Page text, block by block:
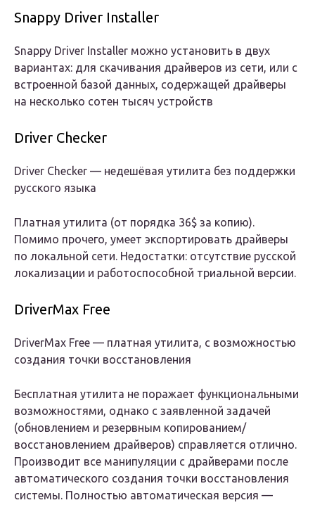
Snappy Driver Installer
Snappy Driver Installer можно установить в двух
вариантах: для скачивания драйверов из сети, или с
встроенной базой данных, содержащей драйверы
на несколько сотен тысяч устройств
Driver Checker
Driver Checker — недешёвая утилита без поддержки
русского языка
Платная утилита (от порядка 36$ за копию).
Помимо прочего, умеет экспортировать драйверы
по локальной сети. Недостатки: отсутствие русской
локализации и работоспособной триальной версии.
DriverMax Free
DriverMax Free — платная утилита, с возможностью
создания точки восстановления
Бесплатная утилита не поражает функциональными
возможностями, однако с заявленной задачей
(обновлением и резервным копированием/
восстановлением драйверов) справляется отлично.
Производит все манипуляции с драйверами после
автоматического создания точки восстановления
системы. Полностью автоматическая версия —